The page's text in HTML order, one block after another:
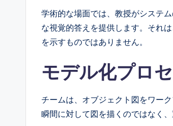
学術的な場面では、教授がシステ
な視覚的答えを提供します。それ
を示すものではありません。
モデル化プロ
チームは、オブジェクト図をワー
瞬間に対して図を描くのではなく